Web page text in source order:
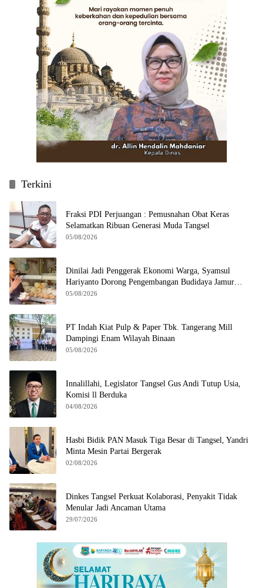
Terkini
Fraksi PDI Perjuangan : Pemusnahan Obat Keras
Selamatkan Ribuan Generasi Muda Tangsel
05/08/2026
Dinilai Jadi Penggerak Ekonomi Warga, Syamsul
Hariyanto Dorong Pengembangan Budidaya Jamur
Crispy di Serpong
05/08/2026
PT Indah Kiat Pulp & Paper Tbk. Tangerang Mill
Dampingi Enam Wilayah Binaan
05/08/2026
Innalillahi, Legislator Tangsel Gus Andi Tutup Usia,
Komisi ll Berduka
04/08/2026
Hasbi Bidik PAN Masuk Tiga Besar di Tangsel, Yandri
Minta Mesin Partai Bergerak
02/08/2026
Dinkes Tangsel Perkuat Kolaborasi, Penyakit Tidak
Menular Jadi Ancaman Utama
29/07/2026